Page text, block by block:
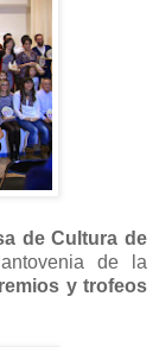
de Cultura de
de la
y trofeos